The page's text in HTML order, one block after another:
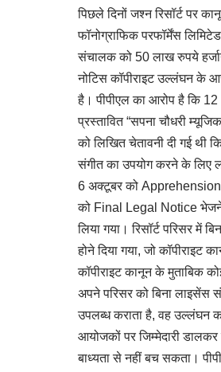
पिछले दिनों जश्न रिसॉर्ट पर
फॉनोग्राफिक परफॉर्मेंस
संचालक को 50 लाख रुपये
नोटिस कॉपीराइट उल्लंघन के
है। पीपीएल का आरोप है कि
प्रस्तावित “सपना चौधरी
को लिखित चेतावनी दी गई थी
संगीत का उपयोग करने के लिए
6 अक्टूबर को
को Final Legal Notice
लिया गया। रिसॉर्ट परिसर में
होने दिया गया, जो कॉपीराइट
कॉपीराइट कानून के मुताबिक
अपने परिसर को बिना लाइसेंस
उपलब्ध कराता है, वह उल्लंघन का
आयोजकों पर जिम्मेदारी डालकर
बाध्यता से नहीं बच सकता।